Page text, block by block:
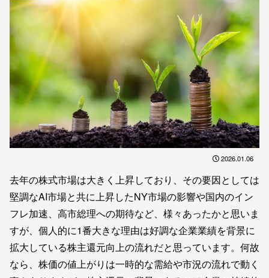
2026.01.06
去年の株式市場は大きく上昇しており、その要因としては
堅調なAI市場と共に上昇したNY市場の影響や国内のイン
フレ加速、高市総理への期待など、様々あったかと思いま
すが、個人的に1番大きな理由は好調な企業業績を背景に
拡大している株主還元向上の流れだと思っています。何故
なら、株価の値上がりは一時的な需給や市況の流れで動く